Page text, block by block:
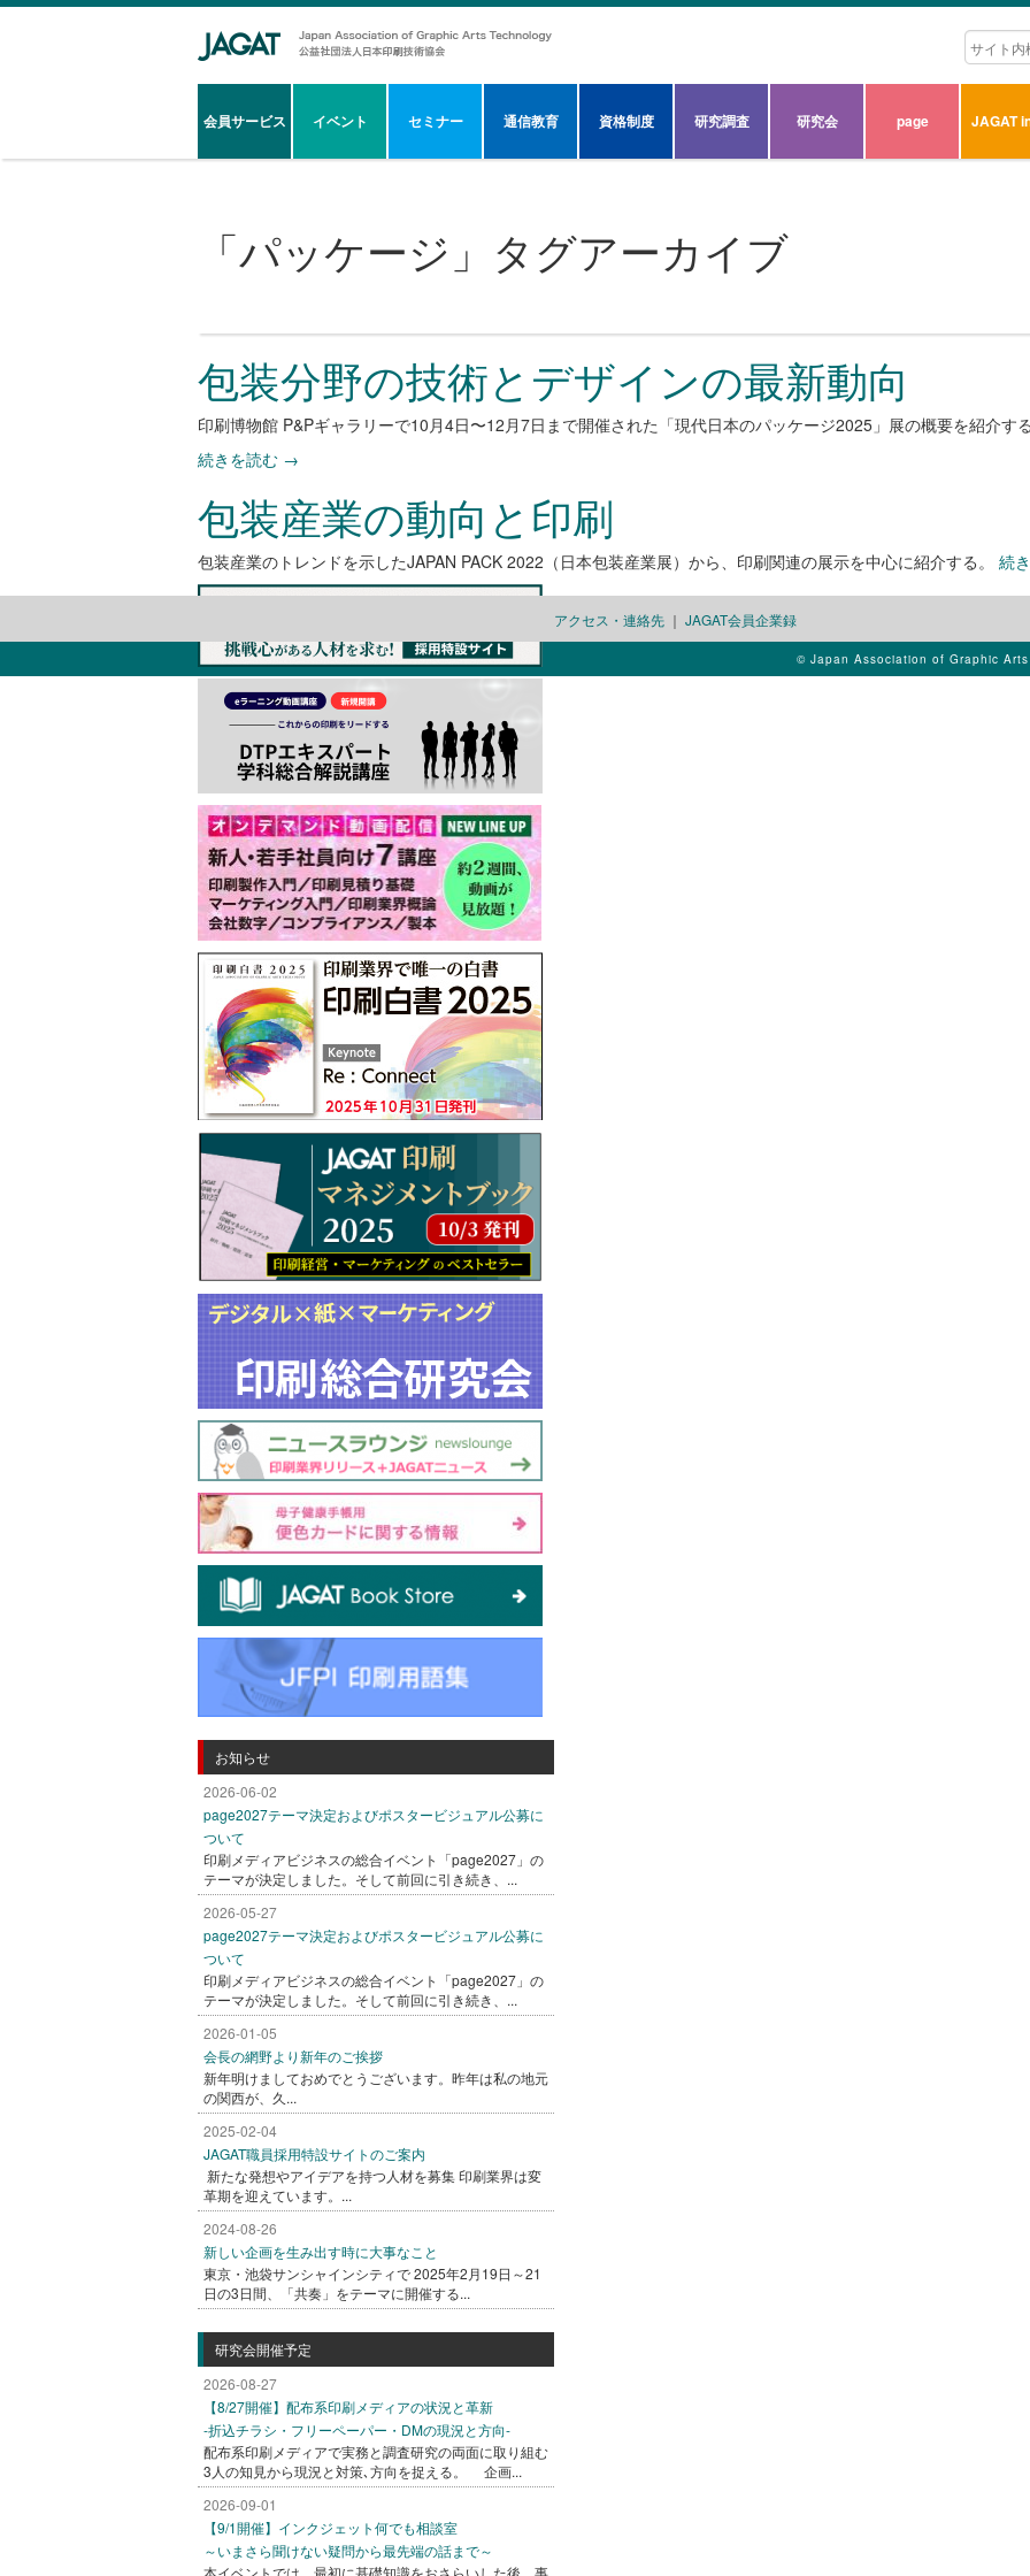
会員サービス イベント セミナー 通信教育 資格制度 研究調査 研究会 page JAGAT
「パッケージ 」タグアーカイブ
包装分野の技術とデザインの最新動向
印刷博物館 P&Pギャラリーで10月4日〜12月7日まで開催された「現代日本のパッケージ2025」展の概要を紹介する
続きを読む →
包装産業の動向と印刷
包装産業のトレンドを示したJAPAN PACK 2022（日本包装産業展）から、印刷関連の展示を中心に紹介する。 続
お知らせ
2026-06-02
page2027テーマ決定およびポスタービジュアル公募に
ついて
印刷メディアビジネスの総合イベント「page2027」の
テーマが決定しました。そして前回に引き続き、...
2026-05-27
page2027テーマ決定およびポスタービジュアル公募に
ついて
印刷メディアビジネスの総合イベント「page2027」の
テーマが決定しました。そして前回に引き続き、...
2026-01-05
会長の網野より新年のご挨拶
新年明けましておめでとうございます。昨年は私の地元
の関西が、久...
2025-02-04
JAGAT職員採用特設サイトのご案内
新たな発想やアイデアを持つ人材を募集 印刷業界は変
革期を迎えています。...
2024-08-26
新しい企画を生み出す時に大事なこと
東京・池袋サンシャインシティで 2025年2月19日～21
日の3日間、「共奏」をテーマに開催する...
研究会開催予定
2026-08-27
【8/27開催】配布系印刷メディアの状況と革新
-折込チラシ・フリーペーパー・DMの現況と方向-
配布系印刷メディアで実務と調査研究の両面に取り組む
3人の知見から現況と対策､方向を捉える。 企画...
2026-09-01
【9/1開催】インクジェット何でも相談室
～いまさら聞けない疑問から最先端の話まで～
本イベントでは、最初に基礎知識をおさらいした後、事
アクセス・連絡先 ｜ JAGAT会員企業録
© Japan Association of Graphic